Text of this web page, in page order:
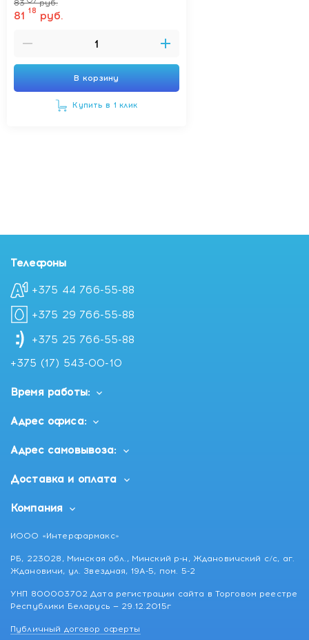
83 руб.
81 18 руб.
В корзину
Купить в 1 клик
Телефоны
+375 44 766-55-88
+375 29 766-55-88
+375 25 766-55-88
+375 (17) 543-00-10
Время работы:
Адрес офиса:
Адрес самовывоза:
Доставка и оплата
Компания
ИООО «Интерфармакс»
РБ, 223028, Минская обл., Минский р-н, Ждановичский с/с, аг.
Ждановичи, ул. Звездная, 19А-5, пом. 5-2
УНП 800003702 Дата регистрации сайта в Торговом реестре
Республики Беларусь — 29.12.2015г
Публичный договор оферты